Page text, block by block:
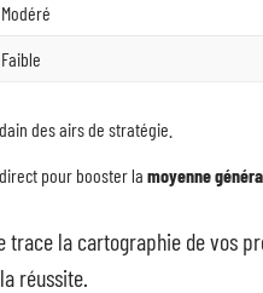
Modéré
Faible
des airs de stratégie.
pour booster la moyenne
trace la cartographie de vos
réussite.